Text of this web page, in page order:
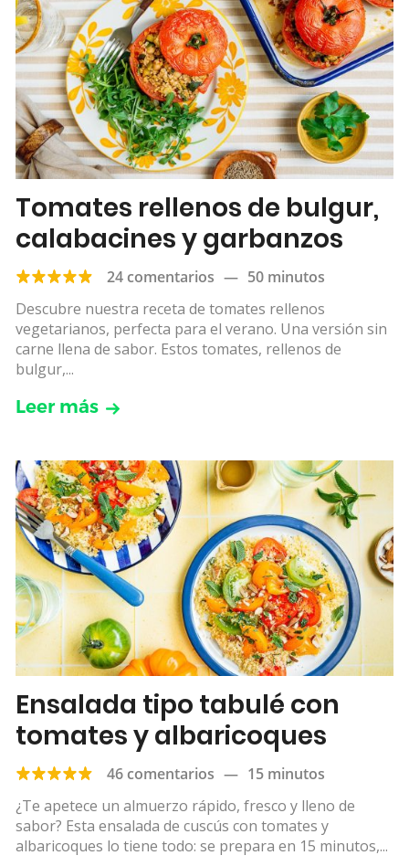
Tomates rellenos de bulgur,
calabacines y garbanzos
24 comentarios — 50 minutos
Descubre nuestra receta de tomates rellenos
vegetarianos, perfecta para el verano. Una versión sin
carne llena de sabor. Estos tomates, rellenos de
bulgur,...
Leer más
Ensalada tipo tabulé con
tomates y albaricoques
46 comentarios — 15 minutos
¿Te apetece un almuerzo rápido, fresco y lleno de
sabor? Esta ensalada de cuscús con tomates y
albaricoques lo tiene todo: se prepara en 15 minutos,...